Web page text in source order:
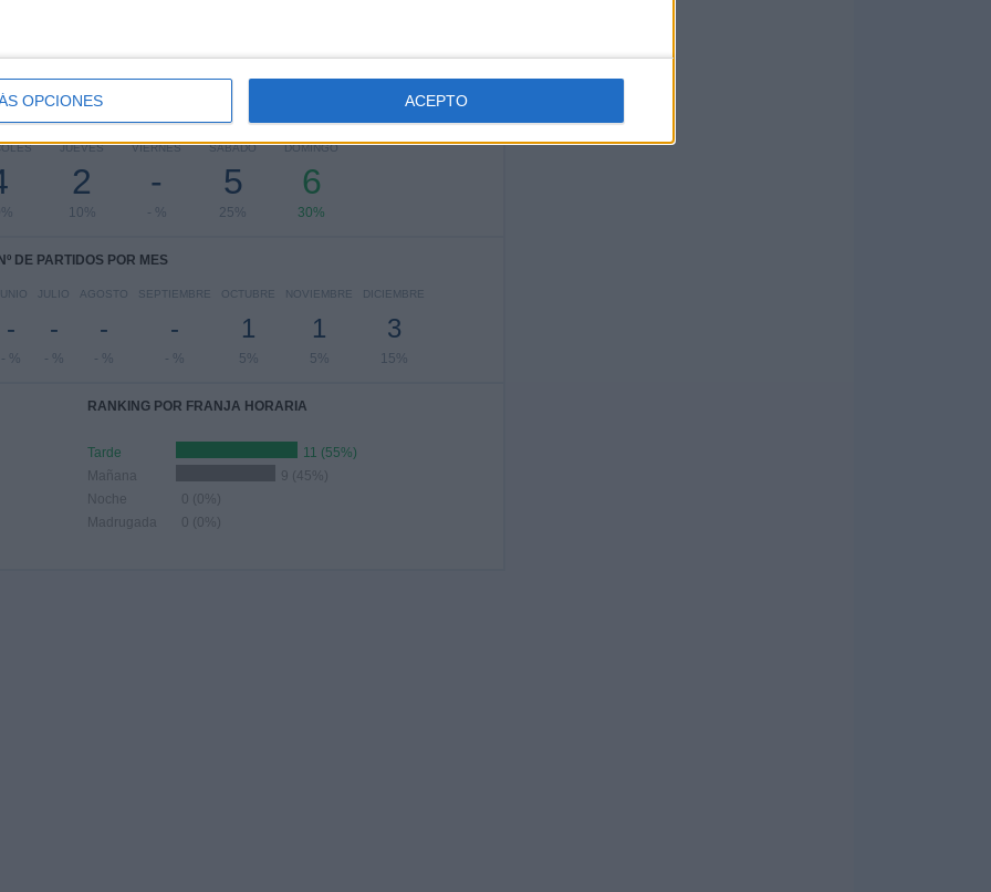
OPCIONES ACEPTO
JUEVES
2
10%
VIERNES
-
- %
SÁBADO
5
25%
DOMINGO
6
30%
Nº DE PARTIDOS POR MES
-
- %
JULIO
-
- %
AGOSTO
-
- %
SEPTIEMBRE
-
- %
OCTUBRE
1
5%
NOVIEMBRE
1
5%
DICIEMBRE
3
15%
RANKING POR FRANJA HORARIA
Tarde
11 (55%)
Mañana
9 (45%)
Noche
0 (0%)
Madrugada
0 (0%)